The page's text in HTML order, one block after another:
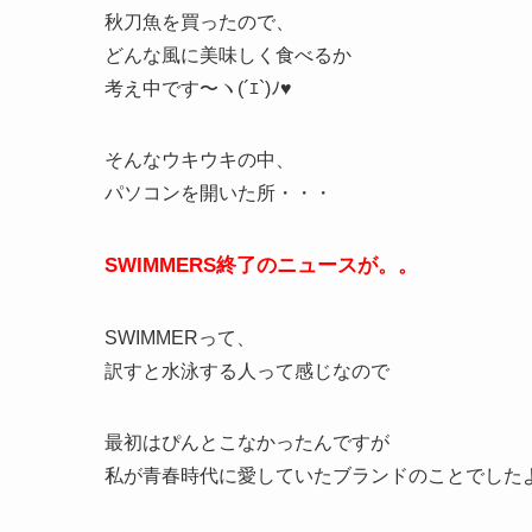
秋刀魚を買ったので、
どんな風に美味しく食べるか
考え中です〜ヽ(´ｴ`)ﾉ♥
そんなウキウキの中、
パソコンを開いた所・・・
SWIMMERS終了のニュースが。。
SWIMMERって、
訳すと水泳する人って感じなので
最初はぴんとこなかったんですが
私が青春時代に愛していたブランドのことでした